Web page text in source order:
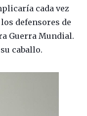
cada vez
defensores de
Guerra Mundial.
caballo.